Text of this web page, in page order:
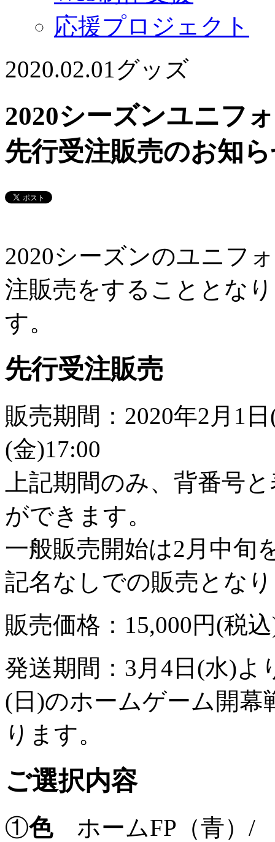
応援プロジェクト
2020.02.01グッズ
2020シーズンユニフ
先行受注販売の
2020シーズンのユニフ
注販売をすることとな
す。
先行受注販売
販売期間：2020年2月1
(金)17:00
上記期間のみ、背番号
ができます。
一般販売開始は2月中旬
記名なしでの販売とな
販売価格：15,000円(税
発送期間：3月4日(水)よ
(日)のホームゲーム開
ります。
ご選択内容
①色ホームFP（青）/